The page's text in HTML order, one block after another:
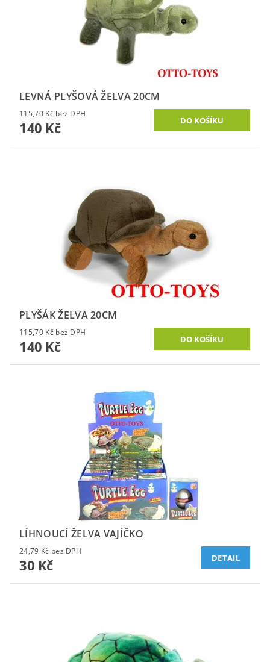
LEVNÁ PLYŠOVÁ ŽELVA 20CM
115,70 Kč bez DPH
140 Kč
PLYŠÁK ŽELVA 20CM
115,70 Kč bez DPH
140 Kč
LÍHNOUCÍ ŽELVA VAJÍČKO
24,79 Kč bez DPH
30 Kč DETAIL